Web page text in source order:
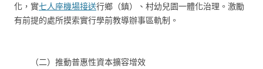
化，實七人座機場接送行鄉（鎮）、村幼兒園一體化治理。激勵
有前提的處所摸索實行學前教導辦事區軌制。
（二）推動普惠性資本擴容增效